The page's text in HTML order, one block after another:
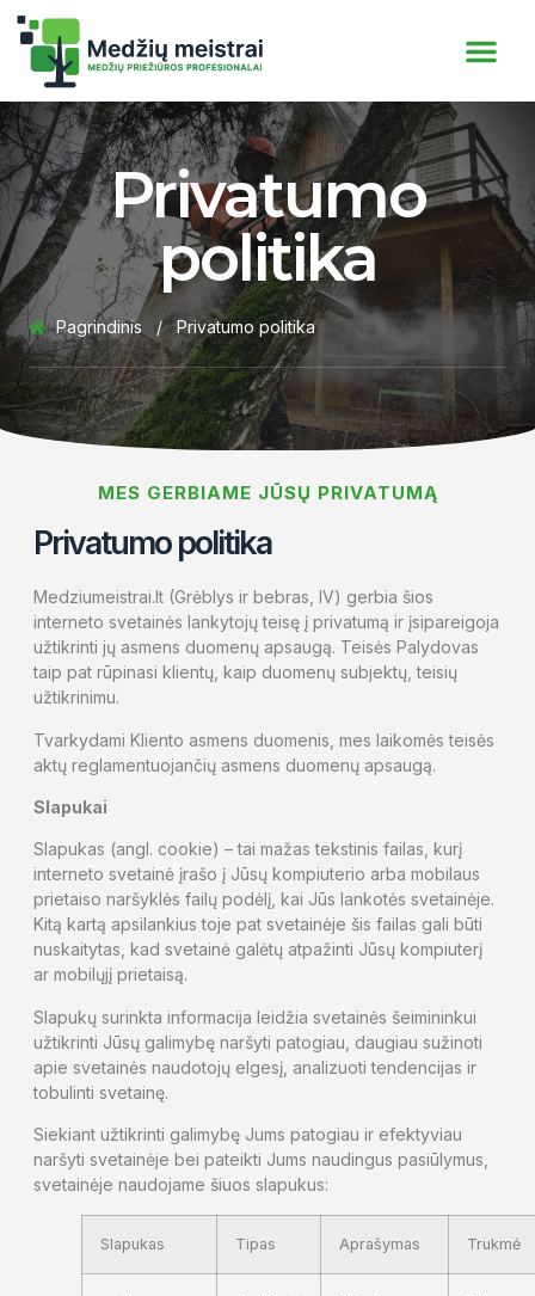
Privatumo
politika
Pagrindinis / Privatumo politika
MES GERBIAME JŪSŲ PRIVATUMĄ
Privatumo politika
Medziumeistrai.lt (Grėblys ir bebras, IV) gerbia šios
interneto svetainės lankytojų teisę į privatumą ir įsipareigoja
užtikrinti jų asmens duomenų apsaugą. Teisės Palydovas
taip pat rūpinasi klientų, kaip duomenų subjektų, teisių
užtikrinimu.
Tvarkydami Kliento asmens duomenis, mes laikomės teisės
aktų reglamentuojančių asmens duomenų apsaugą.
Slapukai
Slapukas (angl. cookie) – tai mažas tekstinis failas, kurį
interneto svetainė įrašo į Jūsų kompiuterio arba mobilaus
prietaiso naršyklės failų podėlį, kai Jūs lankotės svetainėje.
Kitą kartą apsilankius toje pat svetainėje šis failas gali būti
nuskaitytas, kad svetainė galėtų atpažinti Jūsų kompiuterį
ar mobilųjį prietaisą.
Slapukų surinkta informacija leidžia svetainės šeimininkui
užtikrinti Jūsų galimybę naršyti patogiau, daugiau sužinoti
apie svetainės naudotojų elgesį, analizuoti tendencijas ir
tobulinti svetainę.
Siekiant užtikrinti galimybę Jums patogiau ir efektyviau
naršyti svetainėje bei pateikti Jums naudingus pasiūlymus,
svetainėje naudojame šiuos slapukus:
Slapukas Tipas Aprašymas Trukmė